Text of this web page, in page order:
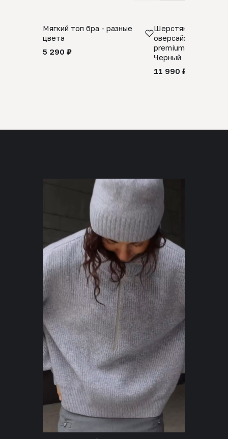
Мягкий топ бра - разные
цвета
5 290 ₽
Шерстяной свитер
оверсайз 100%
premium merino
Черный
11 990 ₽